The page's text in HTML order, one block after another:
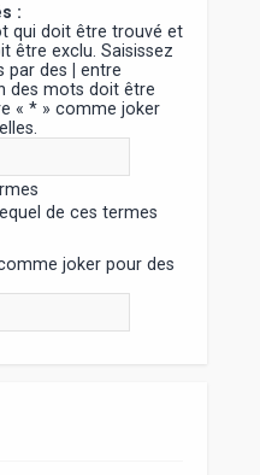
:
qui doit être trouvé et
être exclu. Saisissez
par des | entre
des mots doit être
« * » comme joker
de ces termes
joker pour des